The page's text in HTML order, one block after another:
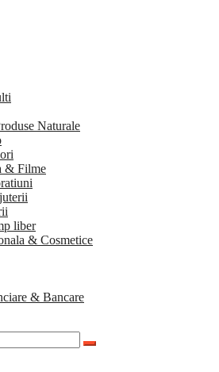
Naturale
& Filme
liber
& Cosmetice
& Bancare